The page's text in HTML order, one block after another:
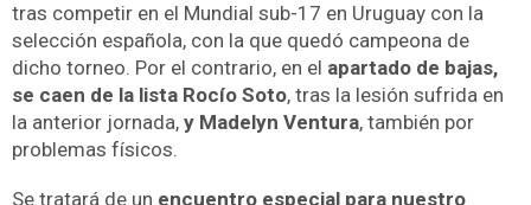
tras competir en el Mundial sub-17 en Uruguay con la
selección española, con la que quedó campeona de
dicho torneo. Por el contrario, en el apartado de bajas,
se caen de la lista Rocío Soto, tras la lesión sufrida en
la anterior jornada, y Madelyn Ventura, también por
problemas físicos.
Se tratará de un encuentro especial para nuestro